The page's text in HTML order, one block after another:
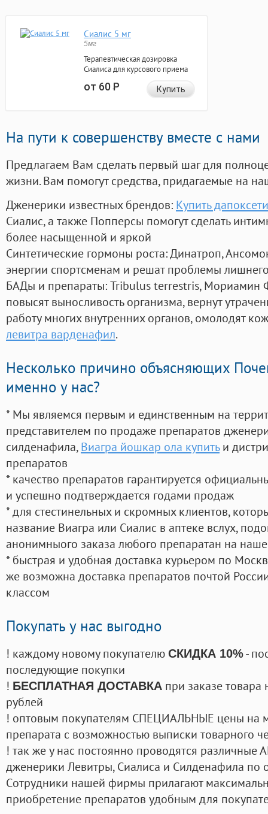
Сиалис 5 мг
5мг
Терапевтическая дозировка
Сиалиса для курсового приема
от 60Р Купить
На пути к совершенству вместе с нами
Предлагаем Вам сделать первый шаг для
жизни. Вам помогут средства, придагаемые на
Дженерики известных брендов: Купить
Сиалис, а также Попперсы помогут сделать
более насыщенной и яркой
Синтетические гормоны роста: Динатроп,
энергии спортсменам и решат проблемы
БАДы и препараты:Tribulus terrestris, Мориамин
повысят выносливость организма, вернут
работу многих внутренних органов, омолодят
левитра варденафил.
Несколько причино объясняющих
именно у нас?
* Мы являемся первым и единственным на
представителем по продаже препаратов
силденафила, Виагра йошкар ола купитьи
препаратов
* качество препаратов гарантируется
и успешно подтверждается годами продаж
* для стестинельных и скромных клиентов,
название Виагра или Сиалис в аптеке вслух,
анонимныого заказа любого препаратан на
* быстрая и удобная доставка курьером по
же возможна доставка препаратов почтой
классом
Покупать у нас выгодно
! каждому новому покупателю СКИДКА 10%-
последующие покупки
! БЕСПЛАТНАЯ ДОСТАВКА при заказе
рублей
! оптовым покупателям СПЕЦИАЛЬНЫЕ цены на
препарата с возможностью выписки товарного
! так же у нас постоянно проводятся
дженерики Левитры, Сиалиса и Силденафила по
Cотрудники нашей фирмы прилагают
приобретение препаратов удобным для